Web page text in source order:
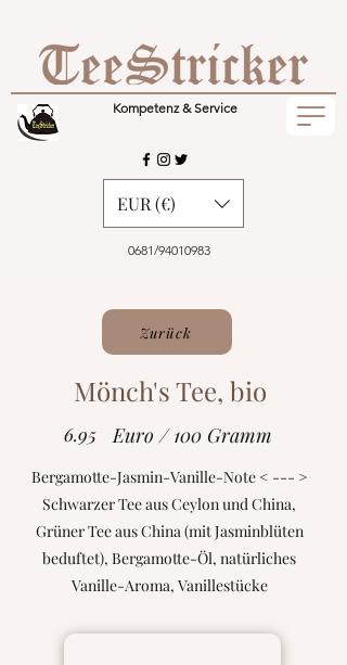
Kompetenz & Service
0681/94010983
EUR (€)
Zurück
Mönch's Tee, bio
6.95 Euro / 100 Gramm
Bergamotte-Jasmin-Vanille-Note < --- >
Schwarzer Tee aus Ceylon und China,
Grüner Tee aus China (mit Jasminblüten
beduftet), Bergamotte-Öl, natürliches
Vanille-Aroma, Vanillestücke